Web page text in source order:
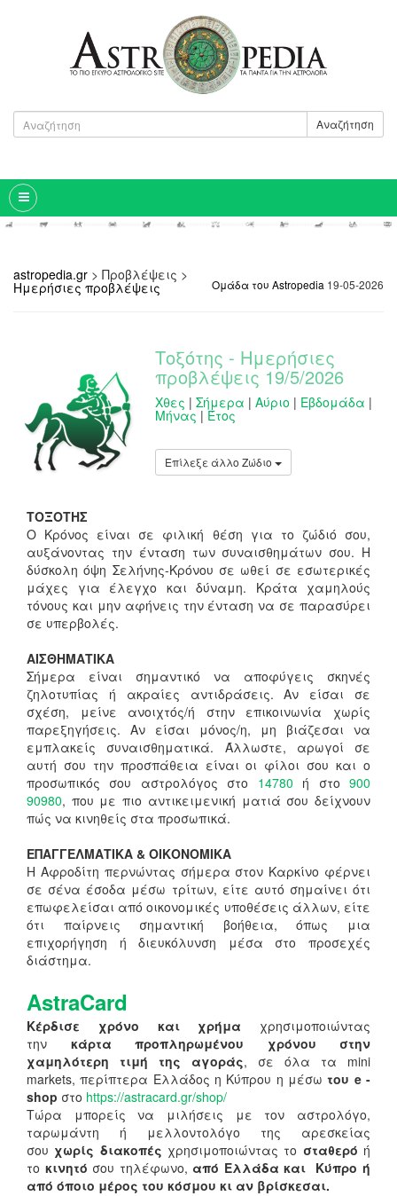
Αναζήτηση
Ομάδα του Astropedia 19-05-2026
astropedia.gr > Προβλέψεις >
Ημερήσιες προβλέψεις
Τοξότης - Ημερήσιες
προβλέψεις 19/5/2026
Χθες | Σήμερα | Αύριο | Εβδομάδα |
Μήνας | Έτος
Επίλεξε άλλο Ζώδιο
ΤΟΞΟΤΗΣ
Ο Κρόνος είναι σε φιλική θέση για το ζώδιό σου,
αυξάνοντας την ένταση των συναισθημάτων σου. Η
δύσκολη όψη Σελήνης-Κρόνου σε ωθεί σε εσωτερικές
μάχες για έλεγχο και δύναμη. Κράτα χαμηλούς
τόνους και μην αφήνεις την ένταση να σε παρασύρει
σε υπερβολές.
ΑΙΣΘΗΜΑΤΙΚΑ
Σήμερα είναι σημαντικό να αποφύγεις σκηνές
ζηλοτυπίας ή ακραίες αντιδράσεις. Αν είσαι σε
σχέση, μείνε ανοιχτός/ή στην επικοινωνία χωρίς
παρεξηγήσεις. Αν είσαι μόνος/η, μη βιάζεσαι να
εμπλακείς συναισθηματικά. Άλλωστε, αρωγοί σε
αυτή σου την προσπάθεια είναι οι φίλοι σου και ο
προσωπικός σου αστρολόγος στο 14780 ή στο900
90980, που με πιο αντικειμενική ματιά σου δείχνουν
πώς να κινηθείς στα προσωπικά.
ΕΠΑΓΓΕΛΜΑΤΙΚΑ & ΟΙΚΟΝΟΜΙΚΑ
Η Αφροδίτη περνώντας σήμερα στον Καρκίνο φέρνει
σε σένα έσοδα μέσω τρίτων, είτε αυτό σημαίνει ότι
επωφελείσαι από οικονομικές υποθέσεις άλλων, είτε
ότι παίρνεις σημαντική βοήθεια, όπως μια
επιχορήγηση ή διευκόλυνση μέσα στο προσεχές
διάστημα.
AstraCard
Κέρδισε χρόνο και χρήμα χρησιμοποιώντας
την κάρτα προπληρωμένου χρόνου στην
χαμηλότερη τιμή της αγοράς, σε όλα τα mini
markets, περίπτερα Ελλάδος η Κύπρου η μέσωτου e -
shop στο https://astracard.gr/shop/
Τώρα μπορείς να μιλήσεις με τον αστρολόγο,
ταρωμάντη ή μελλοντολόγο της αρεσκείας
σου χωρίς διακοπές χρησιμοποιώντας το σταθερό ή
το κινητό σου τηλέφωνο,από Ελλάδα και Κύπρο ή
από όποιο μέρος του κόσμου κι αν βρίσκεσαι.